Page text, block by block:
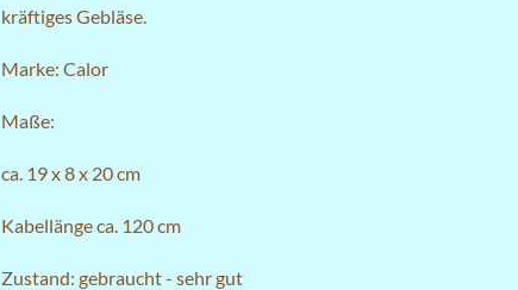
kräftiges Gebläse.
Marke: Calor
Maße:
ca. 19 x 8 x 20 cm
Kabellänge ca. 120 cm
Zustand: gebraucht - sehr gut